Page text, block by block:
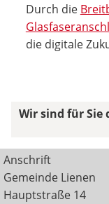
Durch die
die digitale
Wir sind für Sie
Anschrift
Gemeinde Lienen
Hauptstraße 14